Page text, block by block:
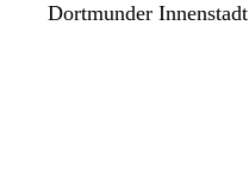
Dortmunder Innenstadt